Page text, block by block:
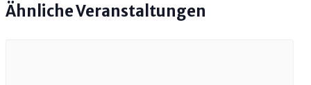
Ähnliche Veranstaltungen